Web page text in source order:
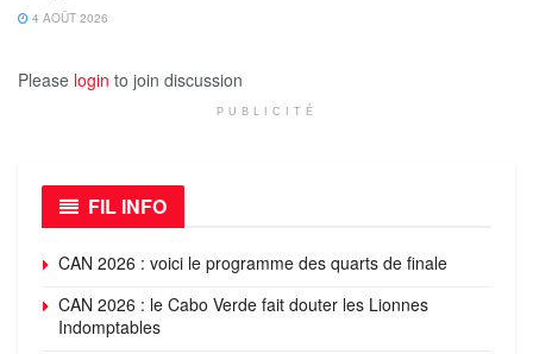
4 AOÛT 2026
Please login to join discussion
PUBLICITÉ
FIL INFO
CAN 2026 : voici le programme des quarts de finale
CAN 2026 : le Cabo Verde fait douter les Lionnes
Indomptables